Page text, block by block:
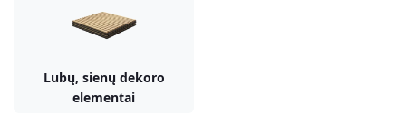
Lubų, sienų dekoro
elementai